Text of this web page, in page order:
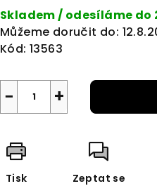
cena:
Skladem / odesíláme do
Můžeme doručit do:
Kód: 13563
+
−
Tisk Zeptat se